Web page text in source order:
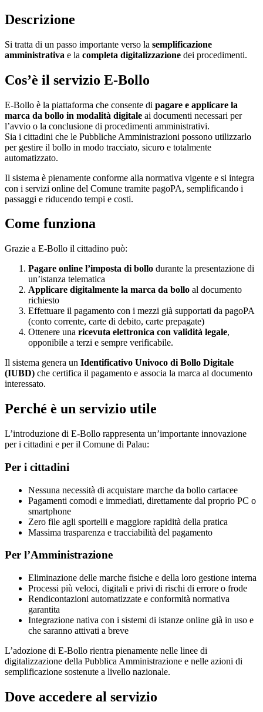
Descrizione
Si tratta di un passo importante verso la semplificazione
amministrativa e la completa digitalizzazione dei procedimenti.
Cos’è il servizio E‑Bollo
E‑Bollo è la piattaforma che consente di pagare e applicare la
marca da bollo in modalità digitale ai documenti necessari per
l’avvio o la conclusione di procedimenti amministrativi.
Sia i cittadini che le Pubbliche Amministrazioni possono utilizzarlo
per gestire il bollo in modo tracciato, sicuro e totalmente
automatizzato.
Il sistema è pienamente conforme alla normativa vigente e si integra
con i servizi online del Comune tramite pagoPA, semplificando i
passaggi e riducendo tempi e costi.
Come funziona
Grazie a E‑Bollo il cittadino può:
Pagare online l’imposta di bollo durante la presentazione di
un’istanza telematica
Applicare digitalmente la marca da bollo al documento
richiesto
Effettuare il pagamento con i mezzi già supportati da pagoPA
(conto corrente, carte di debito, carte prepagate)
Ottenere una ricevuta elettronica con validità legale,
opponibile a terzi e sempre verificabile.
Il sistema genera un Identificativo Univoco di Bollo Digitale
(IUBD) che certifica il pagamento e associa la marca al documento
interessato.
Perché è un servizio utile
L’introduzione di E‑Bollo rappresenta un’importante innovazione
per i cittadini e per il Comune di Palau:
Per i cittadini
Nessuna necessità di acquistare marche da bollo cartacee
Pagamenti comodi e immediati, direttamente dal proprio PC o
smartphone
Zero file agli sportelli e maggiore rapidità della pratica
Massima trasparenza e tracciabilità del pagamento
Per l’Amministrazione
Eliminazione delle marche fisiche e della loro gestione interna
Processi più veloci, digitali e privi di rischi di errore o frode
Rendicontazioni automatizzate e conformità normativa
garantita
Integrazione nativa con i sistemi di istanze online già in uso e
che saranno attivati a breve
L’adozione di E‑Bollo rientra pienamente nelle linee di
digitalizzazione della Pubblica Amministrazione e nelle azioni di
semplificazione sostenute a livello nazionale.
Dove accedere al servizio